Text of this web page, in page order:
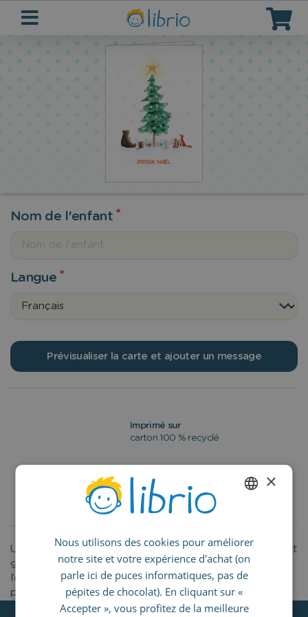
Nom de l'enfant
Langue
Prévisualiser la carte et ajouter un message
Imprimé sur
carton 100 % recyclé
Dimensions de la carte
5x7 in / 12x17 cm
Une carte personnalisée pour envoyer vos vœux à un enfant
grâce à nos animaux de la forêt ♥ Personnalisez le nom de
l’enfant ♥ Ajoutez un message personnel ou laissez blanc
pour le compléter plus tard.
GERMAN
SPANISH
FRENCH
ITALIAN
×
Nous utilisons des cookies pour améliorer
notre site et votre expérience d'achat (on
parle ici de puces informatiques, pas de
pépites de chocolat). En cliquant sur «
Accepter », vous profitez de la meilleure